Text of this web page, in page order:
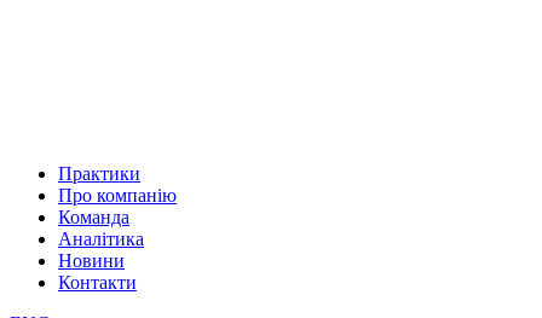
Практики
Про компанію
Команда
Аналітика
Новини
Контакти